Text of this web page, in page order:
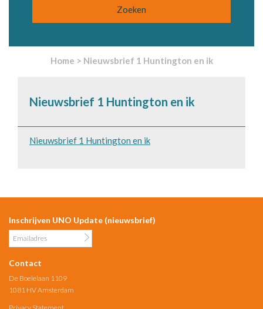
Home > Nieuwsbrief 1 Huntington en ik
Nieuwsbrief 1 Huntington en ik
Nieuwsbrief 1 Huntington en ik
Inschrijven UNO Update (nieuwsbrief)
Contact
De Boelelaan 1109
1081 HV Amsterdam
Privacy Statement